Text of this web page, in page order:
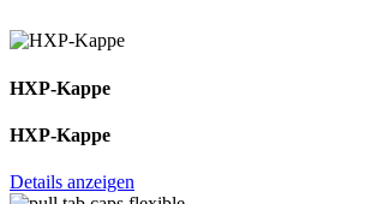
HXP-Kappe
HXP-Kappe
Details anzeigen